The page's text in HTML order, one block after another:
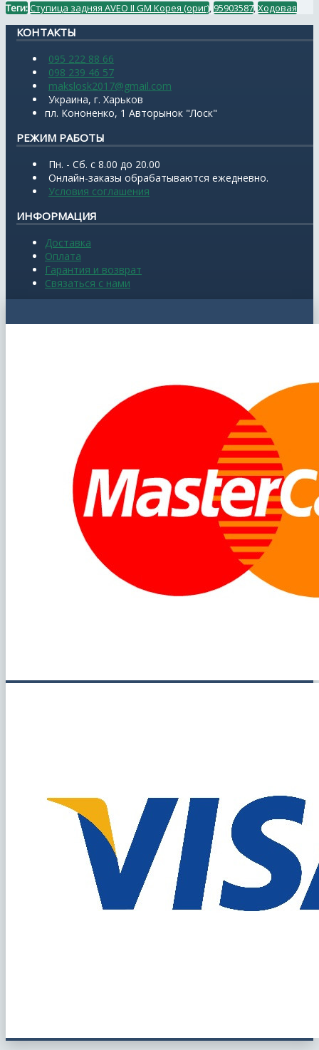
Теги:Ступица задняя AVEO II GM Корея (ориг) 95903587 Ходовая
КОНТАКТЫ
095 222 88 66
098 239 46 57
makslosk2017@gmail.com
Украина, г. Харьков
пл. Кононенко, 1 Авторынок "Лоск"
РЕЖИМ РАБОТЫ
Пн. - Сб. с 8.00 до 20.00
Онлайн-заказы обрабатываются ежедневно.
Условия соглашения
ИНФОРМАЦИЯ
Доставка
Оплата
Гарантия и возврат
Связаться с нами